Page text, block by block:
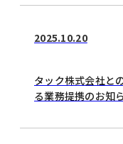
2025.10.20
タック株式会社と
る業務提携のお知